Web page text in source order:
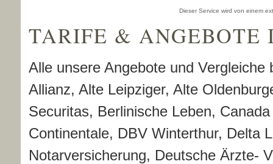
Dieser Service wird von einem
TARIFE & ANGEBOTE
Alle unsere Angebote und
Allianz, Alte Leipziger, Alte
Securitas, Berlinische Leben,
Continentale, DBV Winterthur, Delta
Notarversicherung, Deutsche Ärzte-